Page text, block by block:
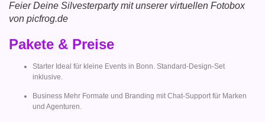
Feier Deine Silvesterparty mit unserer virtuellen Fotobox
von picfrog.de
Pakete & Preise
Starter Ideal für kleine Events in Bonn. Standard-Design-Set
inklusive.
Business Mehr Formate und Branding mit Chat-Support für Marken
und Agenturen.